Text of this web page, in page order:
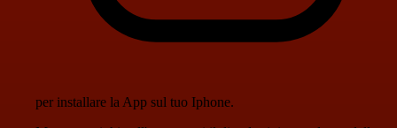
per installare la App sul tuo Iphone.